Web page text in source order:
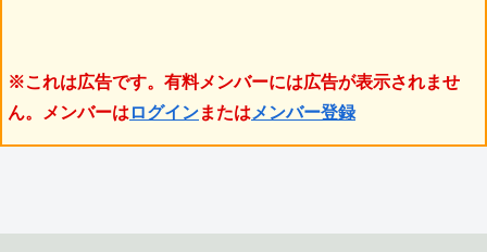
※これは広告です。有料メンバーには広告が表示されませ
ん。メンバーは ログインまたは メンバー登録